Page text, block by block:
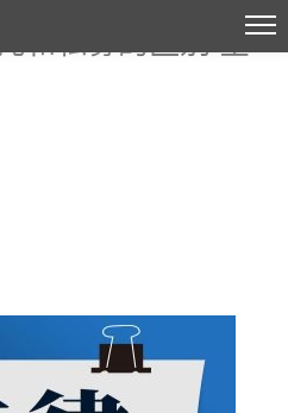
和私募的区别 全